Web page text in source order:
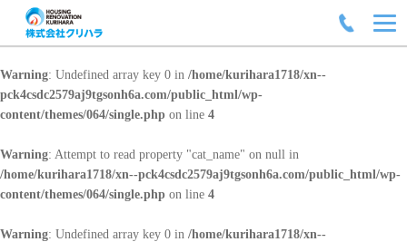
Warning: Undefined array key 0 in /home/kurihara1718/xn--
pck4csdc2579aj9tgsonh6a.com/public_html/wp-
content/themes/064/single.php on line 4
Warning: Attempt to read property "cat_name" on null in
/home/kurihara1718/xn--pck4csdc2579aj9tgsonh6a.com/public_html/wp-
content/themes/064/single.php on line 4
Warning: Undefined array key 0 in /home/kurihara1718/xn--